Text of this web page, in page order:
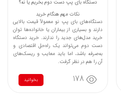
دستگاه بای پپ دست دوم بخریم یا نه؟
نکات مهم هنگام خرید
دستگاه‌های بای پپ نو معمولاً قیمت بالایی
دارند و بسیاری از بیماران یا خانواده‌ها توان
خرید مدل‌های جدید را ندارند. خرید دستگاه
دست دوم می‌تواند یک راه‌حل اقتصادی و
به‌صرفه باشد، اما باید معایب و ریسک‌های
آن را هم در نظر گرفت.
178 بخوانید